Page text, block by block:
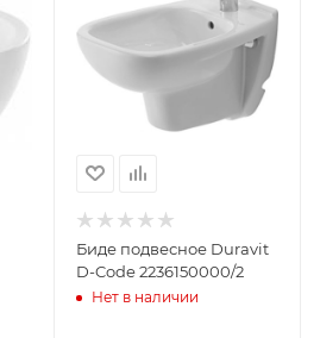
Биде подвесное Duravit
D-Code 2236150000/2
Нет в наличии